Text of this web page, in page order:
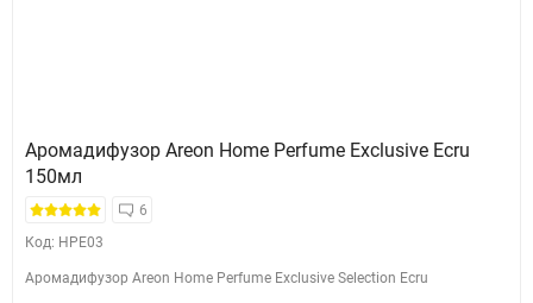
Аромадифузор Areon Home Perfume Exclusive Ecru
150мл
6
Код: HPE03
Аромадифузор Areon Home Perfume Exclusive Selection Ecru